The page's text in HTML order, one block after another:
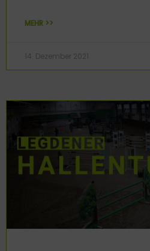
MEHR >>
14. Dezember 2021